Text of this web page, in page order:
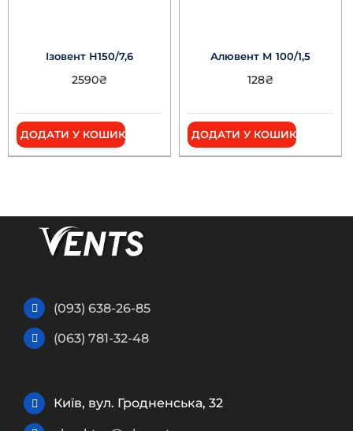
Ізовент Н150/7,6
2590₴
ДОДАТИ У КОШИК
Алювент М 100/1,5
128₴
ДОДАТИ У КОШИК
(093) 638-26-85
(063) 781-32-48
Київ, вул. Гродненська, 32